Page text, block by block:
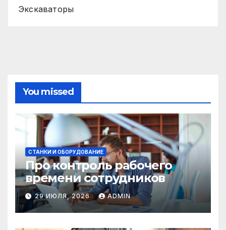
Экскаваторы
You missed
СТАНКИ И ОБОРУДОВАНИЕ
Про контроль рабочего
времени сотрудников
29 ИЮЛЯ, 2026 ADMIN